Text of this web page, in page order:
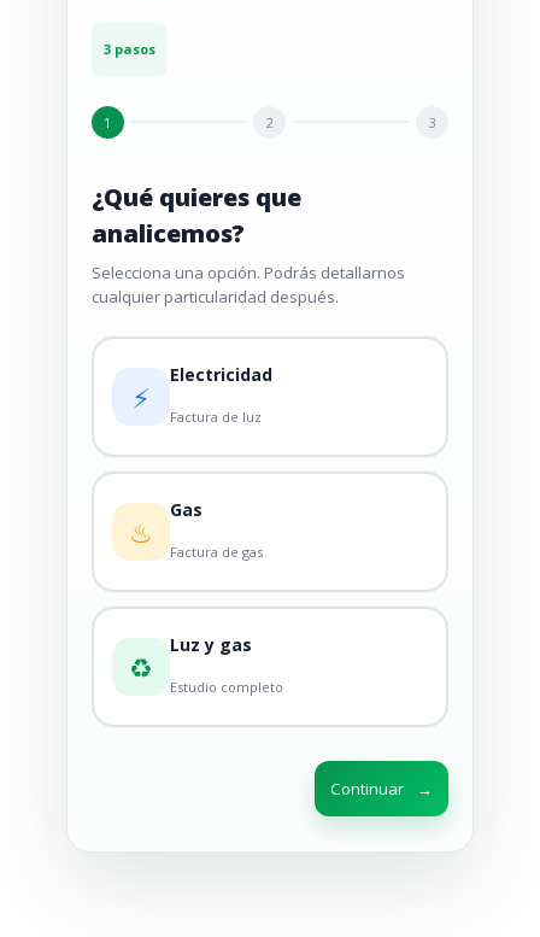
3 pasos
1 2 3
¿Qué quieres que
analicemos?
Selecciona una opción. Podrás detallarnos
cualquier particularidad después.
⚡
Electricidad
Factura de luz
♨
Gas
Factura de gas
♻
Luz y gas
Estudio completo
Continuar →